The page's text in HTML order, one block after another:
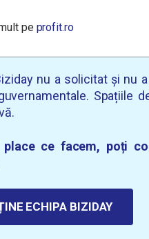
pe profit.ro
nu a solicitat și nu
Spațiile
place ce facem, poți
ECHIPA BIZIDAY